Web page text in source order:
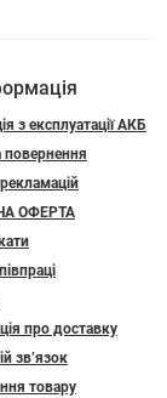
з експлуатації АКБ
повернення
ОФЕРТА
про доставку
зв’язок
товару